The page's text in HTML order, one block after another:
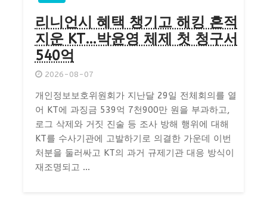
리니언시 혜택 챙기고 해킹 흔적
지운 KT…박윤영 체제 첫 청구서
540억
2026-08-07
개인정보보호위원회가 지난달 29일 전체회의를 열
어 KT에 과징금 539억 7천900만 원을 부과하고,
로그 삭제와 거짓 진술 등 조사 방해 행위에 대해
KT를 수사기관에 고발하기로 의결한 가운데 이번
처분을 둘러싸고 KT의 과거 규제기관 대응 방식이
재조명되고 ...